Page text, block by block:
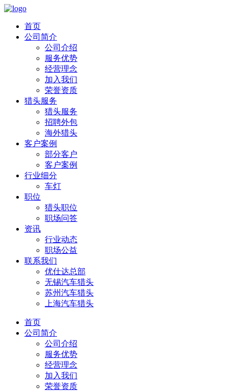
首页
公司简介
公司介绍
服务优势
经营理念
加入我们
荣誉资质
猎头服务
猎头服务
招聘外包
海外猎头
客户案例
部分客户
客户案例
行业细分
车灯
职位
猎头职位
职场问答
资讯
行业动态
职场公益
联系我们
优仕达总部
无锡汽车猎头
苏州汽车猎头
上海汽车猎头
首页
公司简介
公司介绍
服务优势
经营理念
加入我们
荣誉资质